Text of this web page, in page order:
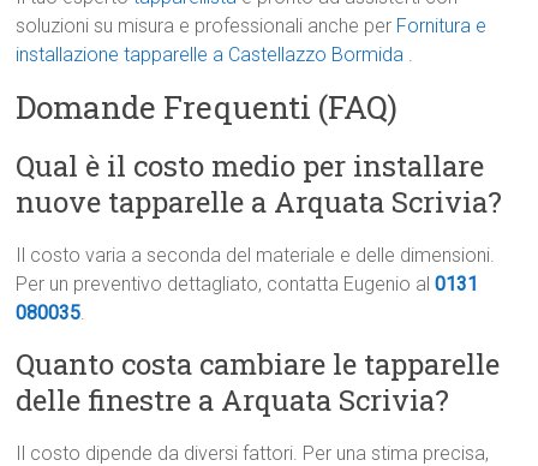
soluzioni su misura e professionali anche per Fornitura e
installazione tapparelle a Castellazzo Bormida .
Domande Frequenti (FAQ)
Qual è il costo medio per installare
nuove tapparelle a Arquata Scrivia?
Il costo varia a seconda del materiale e delle dimensioni.
Per un preventivo dettagliato, contatta Eugenio al0131
080035.
Quanto costa cambiare le tapparelle
delle finestre a Arquata Scrivia?
Il costo dipende da diversi fattori. Per una stima precisa,